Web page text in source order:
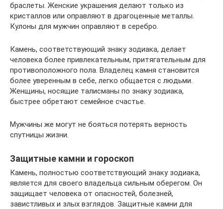
браслеты. Женские украшения делают только из
кристаллов или оправляют в драгоценные металлы.
Кулоны для мужчин оправляют в серебро.
Камень, соответствующий знаку зодиака, делает
человека более привлекательным, притягательным для
противоположного пола. Владелец камня становится
более уверенным в себе, легко общается с людьми.
Женщины, носящие талисманы по знаку зодиака,
быстрее обретают семейное счастье.
Мужчины же могут не бояться потерять верность
спутницы жизни.
Защитные камни и гороскоп
Камень, полностью соответствующий знаку зодиака,
является для своего владельца сильным оберегом. Он
защищает человека от опасностей, болезней,
завистливых и злых взглядов. Защитные камни для